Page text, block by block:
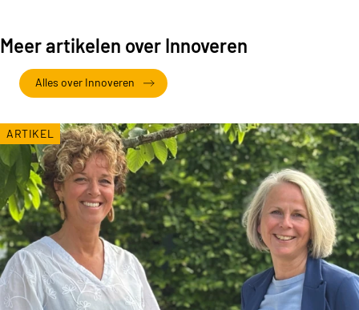
Meer artikelen over Innoveren
Alles over Innoveren
ARTIKEL